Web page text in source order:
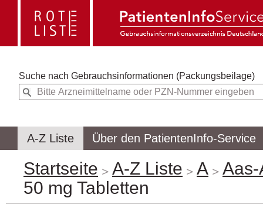
Suche nach Gebrauchsinformationen (Packungsbeilage)
A-Z Liste Über den PatientenInfo-Service
Startseite A-Z Liste A
Aas-
50 mg Tabletten